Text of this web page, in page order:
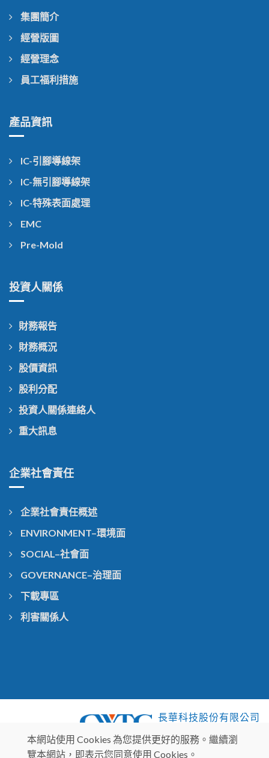
集團簡介
經營版圖
經營理念
員工福利措施
產品資訊
IC-引腳導線架
IC-無引腳導線架
IC-特殊表面處理
EMC
Pre-Mold
投資人關係
財務報告
財務概況
股價資訊
股利分配
投資人關係連絡人
重大訊息
企業社會責任
企業社會責任概述
ENVIRONMENT–環境面
SOCIAL–社會面
GOVERNANCE–治理面
下載專區
利害關係人
長華科技股份有限公司
本網站使用 Cookies 為您提供更好的服務。繼續瀏
覽本網站，即表示您同意使用 Cookies。